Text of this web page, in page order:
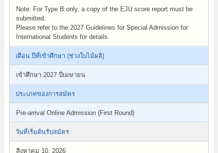
Note: For Type B only, a copy of the EJU score report must be
submitted.
Please refer to the 2027 Guidelines for Special Admission for
International Students for details.
เดือน ปีที่เข้าศึกษา (ช่วงใบไม้ผลิ)
เข้าศึกษา 2027 ปีเมษายน
ประเภทของการสมัคร
Pre-arrival Online Admission (First Round)
วันที่เริ่มต้นรับสมัคร
สิงหาคม 10, 2026